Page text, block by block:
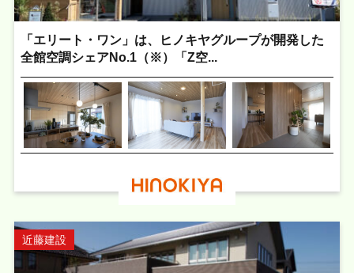
「エリート・ワン」は、ヒノキヤグループが開発した
全館空調シェアNo.1（※）「Z空...
近藤建設